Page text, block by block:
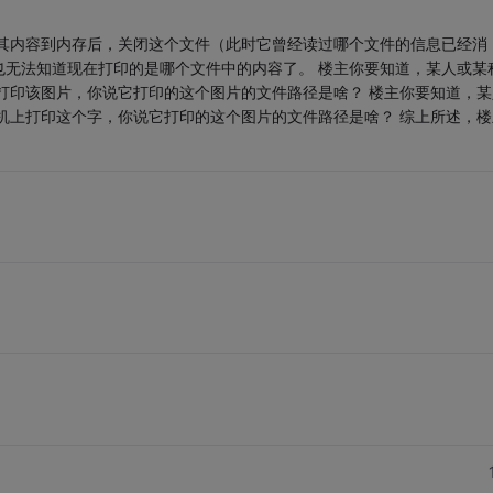
容到内存后，关闭这个文件（此时它曾经读过哪个文件的信息已经消
法知道现在打印的是哪个文件中的内容了。 楼主你要知道，某人或某
该图片，你说它打印的这个图片的文件路径是啥？ 楼主你要知道，
打印这个字，你说它打印的这个图片的文件路径是啥？ 综上所述，